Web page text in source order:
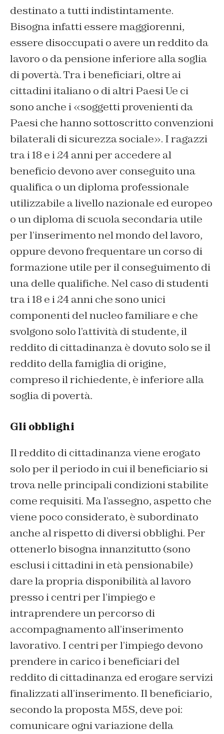
destinato a tutti indistintamente.
Bisogna infatti essere maggiorenni,
essere disoccupati o avere un reddito da
lavoro o da pensione inferiore alla soglia
di povertà. Tra i beneficiari, oltre ai
cittadini italiano o di altri Paesi Ue ci
sono anche i «soggetti provenienti da
Paesi che hanno sottoscritto convenzioni
bilaterali di sicurezza sociale». I ragazzi
tra i 18 e i 24 anni per accedere al
beneficio devono aver conseguito una
qualifica o un diploma professionale
utilizzabile a livello nazionale ed europeo
o un diploma di scuola secondaria utile
per l’inserimento nel mondo del lavoro,
oppure devono frequentare un corso di
formazione utile per il conseguimento di
una delle qualifiche. Nel caso di studenti
tra i 18 e i 24 anni che sono unici
componenti del nucleo familiare e che
svolgono solo l’attività di studente, il
reddito di cittadinanza è dovuto solo se il
reddito della famiglia di origine,
compreso il richiedente, è inferiore alla
soglia di povertà.
Gli obblighi
Il reddito di cittadinanza viene erogato
solo per il periodo in cui il beneficiario si
trova nelle principali condizioni stabilite
come requisiti. Ma l’assegno, aspetto che
viene poco considerato, è subordinato
anche al rispetto di diversi obblighi. Per
ottenerlo bisogna innanzitutto (sono
esclusi i cittadini in età pensionabile)
dare la propria disponibilità al lavoro
presso i centri per l’impiego e
intraprendere un percorso di
accompagnamento all’inserimento
lavorativo. I centri per l’impiego devono
prendere in carico i beneficiari del
reddito di cittadinanza ed erogare servizi
finalizzati all’inserimento. Il beneficiario,
secondo la proposta M5S, deve poi:
comunicare ogni variazione della